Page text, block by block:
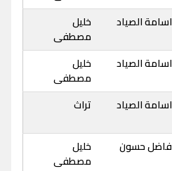
اسامة الصياد
خليل
مصطفى
اسامة الصياد
خليل
مصطفى
اسامة الصياد تراث
فاضل حسون
خليل
مصطفى